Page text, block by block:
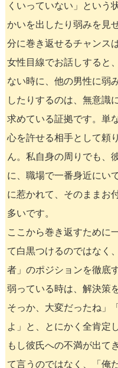
くいっていない」という
かいを出したり弱みを見
分に巻き返せるチャンス
女性目線でお話しすると
ない時に、他の男性に弱
したりするのは、無意識
求めている証拠です。単
心を許せる相手として頼
ん。私自身の周りでも、
に、職場で一番身近にい
に惹かれて、そのままお
多いです。
ここから巻き返すために
て白黒つけるのではなく
者」のポジションを徹底
弱っている時は、解決策
そっか、大変だったね」
よ」と、とにかく全肯定
もし彼氏への不満が出て
て言うのではなく、「俺